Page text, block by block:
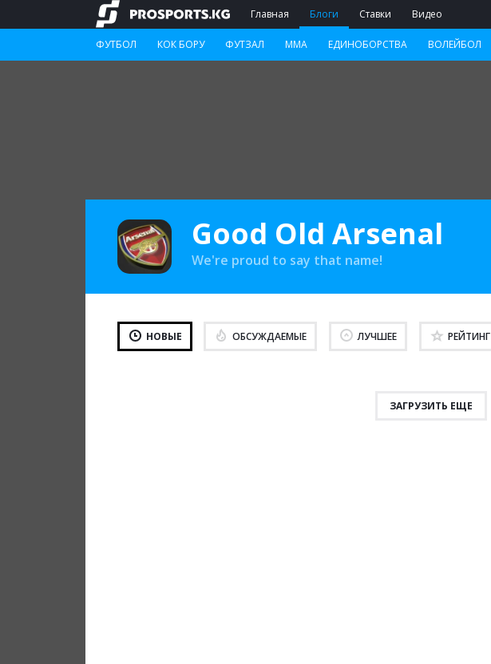
Главная Блоги Ставки Видео
ФУТБОЛ КОК БОРУ ФУТЗАЛ ММА ЕДИНОБОРСТВА ВОЛЕЙБОЛ
Good Old Arsenal
We're proud to say that name!
НОВЫЕ ОБСУЖДАЕМЫЕ ЛУЧШЕЕ РЕЙТИНГ
ЗАГРУЗИТЬ ЕЩЕ